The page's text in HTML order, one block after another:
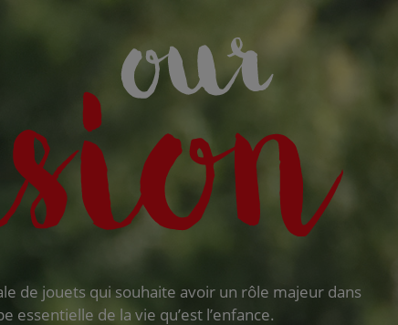
de jouets qui souhaite avoir un rôle majeur dans
essentielle de la vie qu’est l’enfance.